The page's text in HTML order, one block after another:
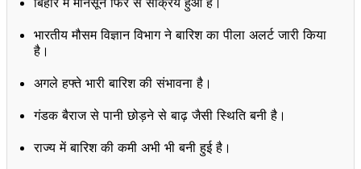
भारतीय मौसम विज्ञान विभाग ने बारिश का पीला अलर्ट जारी किया
है।
अगले हफ्ते भारी बारिश की संभावना है।
गंडक बैराज से पानी छोड़ने से बाढ़ जैसी स्थिति बनी है।
राज्य में बारिश की कमी अभी भी बनी हुई है।